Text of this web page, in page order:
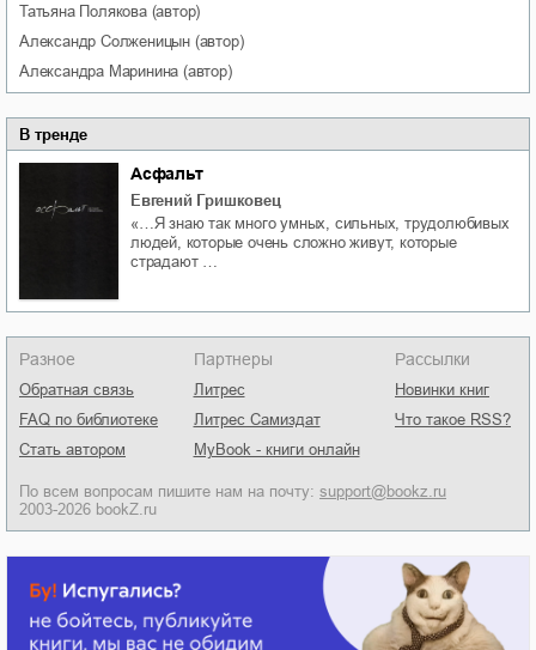
Татьяна Полякова(автор)
Александр Солженицын (автор)
Александра Маринина (автор)
В тренде
Асфальт
Евгений Гришковец
«…Я знаю так много умных, сильных, трудолюбивых
людей, которые очень сложно живут, которые
страдают …
Разное
Обратная связь
FAQ по библиотеке
Стать автором
Партнеры
Литрес
Литрес Самиздат
MyBook - книги онлайн
Рассылки
Новинки книг
Что такое RSS?
По всем вопросам пишите нам на почту: support@bookz.ru
2003-2026 bookZ.ru